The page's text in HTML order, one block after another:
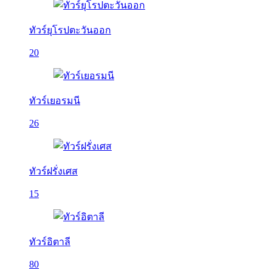
ทัวร์ยุโรปตะวันออก
20
ทัวร์เยอรมนี
26
ทัวร์ฝรั่งเศส
15
ทัวร์อิตาลี
80